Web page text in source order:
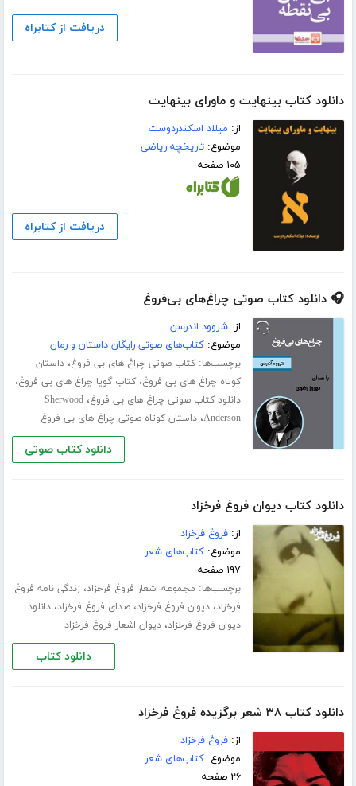
دریافت از کتابراه
دانلود کتاب بینهایت و ماورای بینهایت
از: میلاد اسکندردوست
موضوع:تاریخچه ریاضی
۱۰۵ صفحه
دریافت از کتابراه
🎧 دانلود کتاب صوتی چراغ‌های بی‌فروغ
از:شروود اندرسن
موضوع:کتاب‌های صوتی رایگان داستان و رمان
برچسب‌ها:کتاب صوتی چراغ های بی فروغ،داستان
کوتاه چراغ های بی فروغ،کتاب گویا چراغ های بی فروغ،
دانلود کتاب صوتی چراغ های بی فروغ،Sherwood
Anderson،داستان کوتاه صوتی چراغ های بی فروغ
دانلود کتاب صوتی
دانلود کتاب دیوان فروغ فرخزاد
از:فروغ فرخزاد
موضوع:کتاب‌های شعر
۱۹۷ صفحه
برچسب‌ها: مجموعه اشعار فروغ فرخزاد، زندگی نامه فروغ
فرخزاد،دیوان فروغ فرخزاد،صدای فروغ فرخزاد،دانلود
دیوان فروغ فرخزاد،دیوان اشعار فروغ فرخزاد
دانلود کتاب
دانلود کتاب ۳۸ شعر برگزیده فروغ فرخزاد
از:فروغ فرخزاد
موضوع:کتاب‌های شعر
۲۶ صفحه